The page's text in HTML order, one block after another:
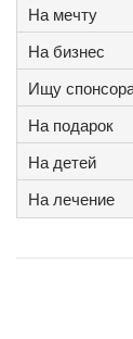
На мечту
На бизнес
Ищу
На подарок
На детей
На лечение